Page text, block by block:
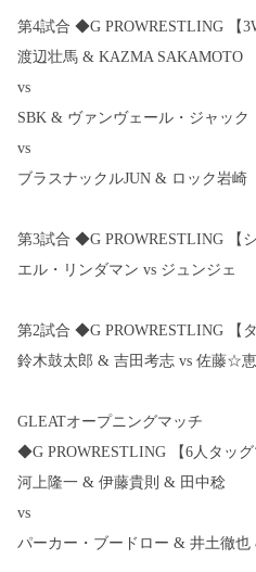
第4試合 ◆G PROWRESTLING 【
渡辺壮馬 & KAZMA SAKAMOTO
vs
SBK & ヴァンヴェール・ジャック
vs
ブラスナックルJUN & ロック岩崎
第3試合 ◆G PROWRESTLING 【
エル・リンダマン vs ジュンジェ
第2試合 ◆G PROWRESTLING 【
鈴木鼓太郎 & 吉田考志 vs 佐藤☆
GLEATオープニングマッチ
◆G PROWRESTLING 【6人タッグ
河上隆一 & 伊藤貴則 & 田中稔
vs
パーカー・ブードロー & 井土徹也